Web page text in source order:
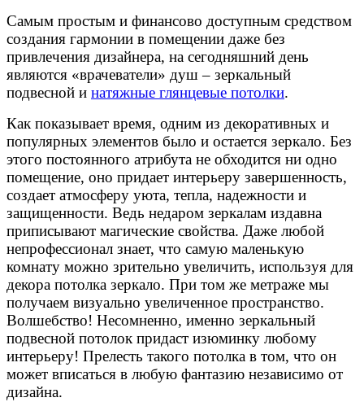
Самым простым и финансово доступным средством
создания гармонии в помещении даже без
привлечения дизайнера, на сегодняшний день
являются «врачеватели» душ – зеркальный
подвесной и натяжные глянцевые потолки.
Как показывает время, одним из декоративных и
популярных элементов было и остается зеркало. Без
этого постоянного атрибута не обходится ни одно
помещение, оно придает интерьеру завершенность,
создает атмосферу уюта, тепла, надежности и
защищенности. Ведь недаром зеркалам издавна
приписывают магические свойства. Даже любой
непрофессионал знает, что самую маленькую
комнату можно зрительно увеличить, используя для
декора потолка зеркало. При том же метраже мы
получаем визуально увеличенное пространство.
Волшебство! Несомненно, именно зеркальный
подвесной потолок придаст изюминку любому
интерьеру! Прелесть такого потолка в том, что он
может вписаться в любую фантазию независимо от
дизайна.